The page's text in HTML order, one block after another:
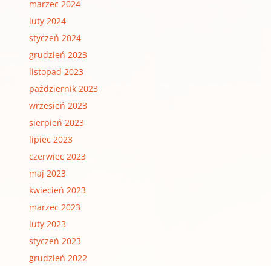
marzec 2024
luty 2024
styczeń 2024
grudzień 2023
listopad 2023
październik 2023
wrzesień 2023
sierpień 2023
lipiec 2023
czerwiec 2023
maj 2023
kwiecień 2023
marzec 2023
luty 2023
styczeń 2023
grudzień 2022